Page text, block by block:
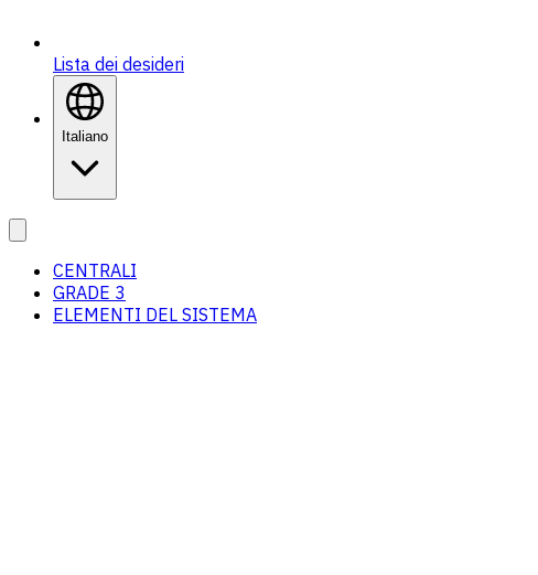
Lista dei desideri
Italiano
CENTRALI
GRADE 3
ELEMENTI DEL SISTEMA